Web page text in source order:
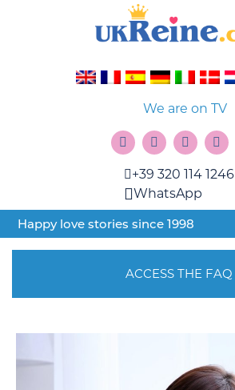
We are on TV
+39 320 114 1246
WhatsApp
Happy love stories since 1998
ACCESS THE FAQ